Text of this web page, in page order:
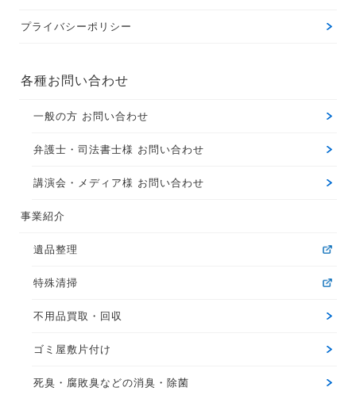
プライバシーポリシー
各種お問い合わせ
一般の方 お問い合わせ
弁護士・司法書士様 お問い合わせ
講演会・メディア様 お問い合わせ
事業紹介
遺品整理
特殊清掃
不用品買取・回収
ゴミ屋敷片付け
死臭・腐敗臭などの消臭・除菌